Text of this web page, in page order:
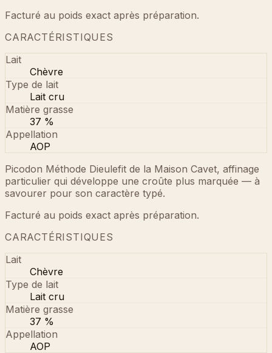
Facturé au poids exact après préparation.
CARACTÉRISTIQUES
Lait
Chèvre
Type de lait
Lait cru
Matière grasse
37 %
Appellation
AOP
Picodon Méthode Dieulefit de la Maison Cavet, affinage
particulier qui développe une croûte plus marquée — à
savourer pour son caractère typé.
Facturé au poids exact après préparation.
CARACTÉRISTIQUES
Lait
Chèvre
Type de lait
Lait cru
Matière grasse
37 %
Appellation
AOP